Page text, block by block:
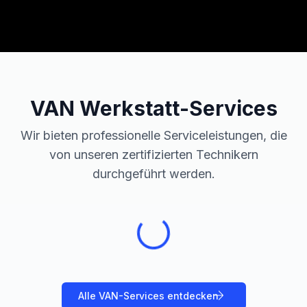
VAN Werkstatt-Services
Wir bieten professionelle Serviceleistungen, die
von unseren zertifizierten Technikern
durchgeführt werden.
Alle VAN-Services entdecken